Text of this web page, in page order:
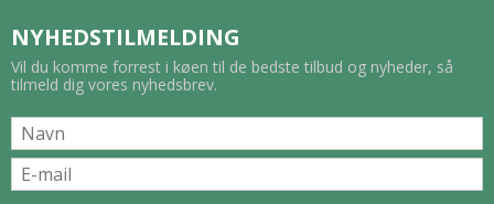
NYHEDSTILMELDING
Vil du komme forrest i køen til de bedste tilbud og nyheder, så
tilmeld dig vores nyhedsbrev.